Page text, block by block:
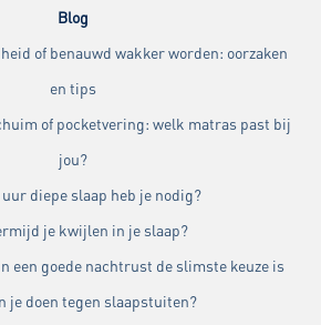
Blog
of benauwd wakker worden: oorzaken
en tips
of pocketvering: welk matras past bij
jou?
uur diepe slaap heb je nodig?
je kwijlen in je slaap?
een goede nachtrust de slimste keuze is
je doen tegen slaapstuiten?